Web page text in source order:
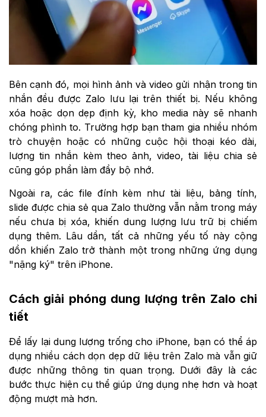
Bên cạnh đó, mọi hình ảnh và video gửi nhận trong tin
nhắn đều được Zalo lưu lại trên thiết bị. Nếu không
xóa hoặc dọn dẹp định kỳ, kho media này sẽ nhanh
chóng phình to. Trường hợp bạn tham gia nhiều nhóm
trò chuyện hoặc có những cuộc hội thoại kéo dài,
lượng tin nhắn kèm theo ảnh, video, tài liệu chia sẻ
cũng góp phần làm đầy bộ nhớ.
Ngoài ra, các file đính kèm như tài liệu, bảng tính,
slide được chia sẻ qua Zalo thường vẫn nằm trong máy
nếu chưa bị xóa, khiến dung lượng lưu trữ bị chiếm
dụng thêm. Lâu dần, tất cả những yếu tố này cộng
dồn khiến Zalo trở thành một trong những ứng dụng
"nặng ký" trên iPhone.
Cách giải phóng dung lượng trên Zalo chi
tiết
Để lấy lại dung lượng trống cho iPhone, bạn có thể áp
dụng nhiều cách dọn dẹp dữ liệu trên Zalo mà vẫn giữ
được những thông tin quan trọng. Dưới đây là các
bước thực hiện cụ thể giúp ứng dụng nhẹ hơn và hoạt
động mượt mà hơn.